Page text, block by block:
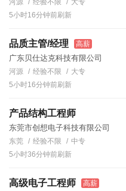
5小时16分钟前刷新
品质主管/经理 高薪
广东贝仕达克科技有限公司
河源 经验不限
大专
5小时16分钟前刷新
产品结构工程师
东莞市创想电子科技有限公司
东莞 经验不限
中专
5小时36分钟前刷新
高级电子工程师 高薪